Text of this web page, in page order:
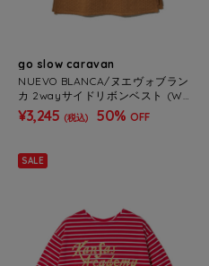
go slow caravan
NUEVO BLANCA/ヌエヴォブラン
カ 2wayサイドリボンベスト (WO
MENS)
¥3,245 (税込) 50% OFF
SALE